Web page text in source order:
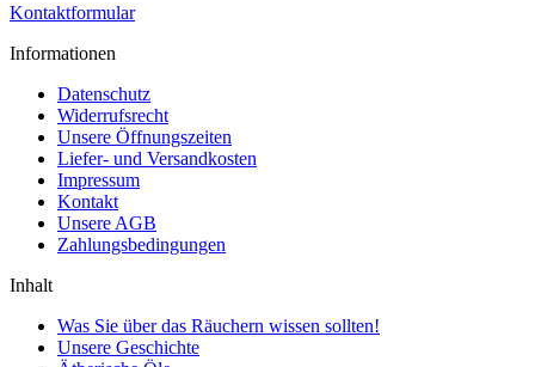
Kontaktformular
Informationen
Datenschutz
Widerrufsrecht
Unsere Öffnungszeiten
Liefer- und Versandkosten
Impressum
Kontakt
Unsere AGB
Zahlungsbedingungen
Inhalt
Was Sie über das Räuchern wissen sollten!
Unsere Geschichte